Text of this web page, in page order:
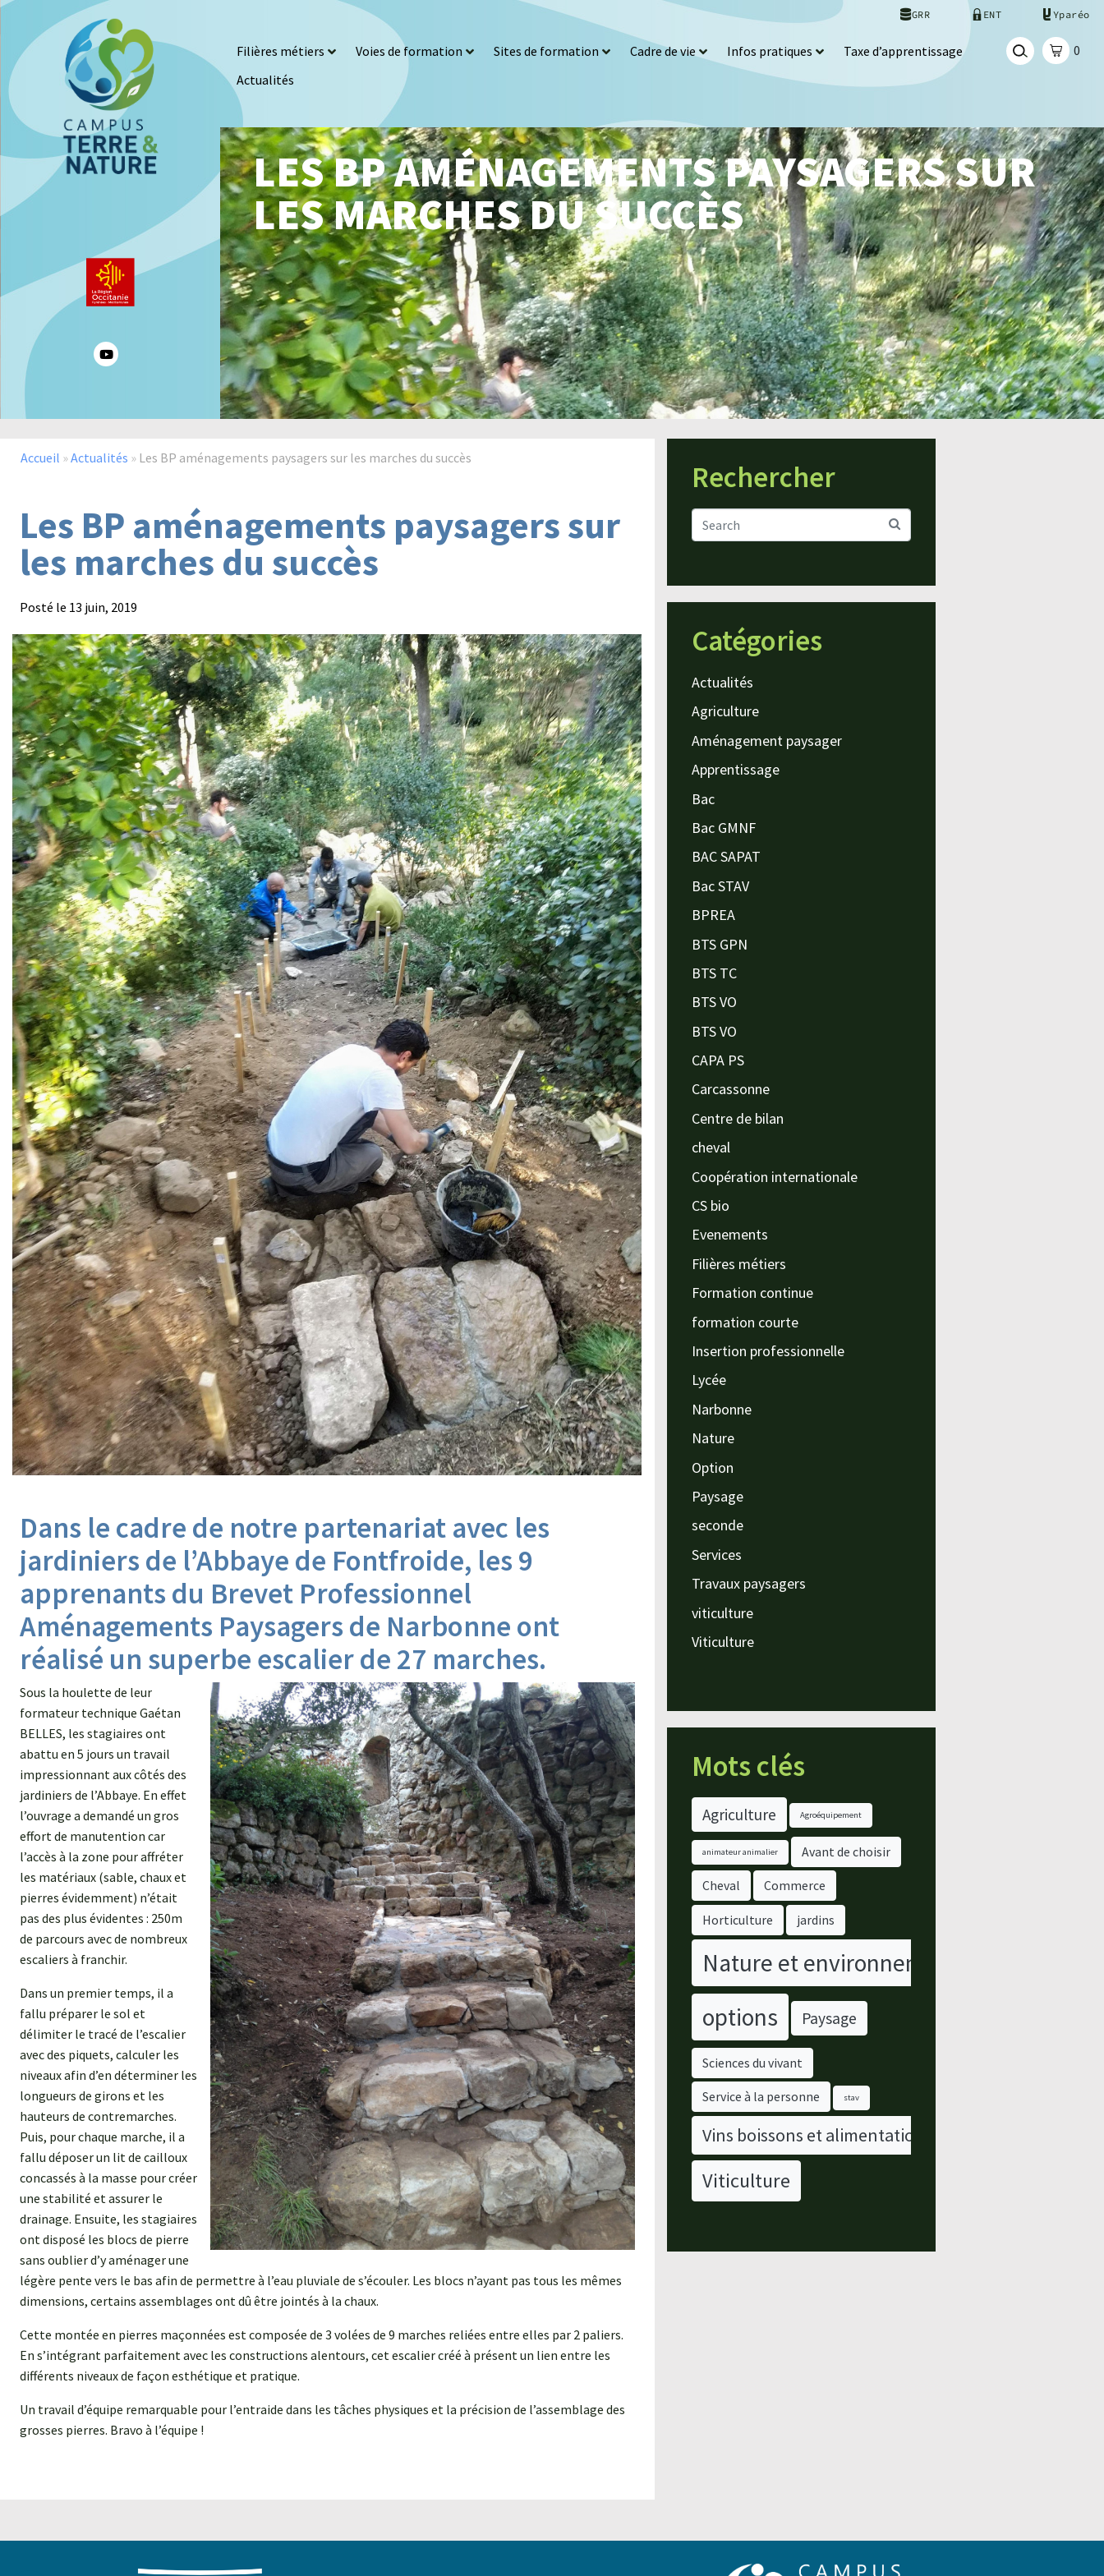
GRR ENT Yparéo
Filières métiers Voies de formation Sites de formation Cadre de vie Infos pratiques
Taxe d’apprentissage
Actualités
0
LES BP AMÉNAGEMENTS PAYSAGERS SUR
LES MARCHES DU SUCCÈS
Accueil »Actualités » Les BP aménagements paysagers sur les marches du succès
Les BP aménagements paysagers sur
les marches du succès
Posté le 13 juin, 2019
Dans le cadre de notre partenariat avec les
jardiniers de l’Abbaye de Fontfroide, les 9
apprenants du Brevet Professionnel
Aménagements Paysagers de Narbonne ont
réalisé un superbe escalier de 27 marches.
Sous la houlette de leur
formateur technique Gaétan
BELLES, les stagiaires ont
abattu en 5 jours un travail
impressionnant aux côtés des
jardiniers de l’Abbaye. En effet
l’ouvrage a demandé un gros
effort de manutention car
l’accès à la zone pour affréter
les matériaux (sable, chaux et
pierres évidemment) n’était
pas des plus évidentes : 250m
de parcours avec de nombreux
escaliers à franchir.
Dans un premier temps, il a
fallu préparer le sol et
délimiter le tracé de l’escalier
avec des piquets, calculer les
niveaux afin d’en déterminer les
longueurs de girons et les
hauteurs de contremarches.
Puis, pour chaque marche, il a
fallu déposer un lit de cailloux
concassés à la masse pour créer
une stabilité et assurer le
drainage. Ensuite, les stagiaires
ont disposé les blocs de pierre
sans oublier d’y aménager une
légère pente vers le bas afin de permettre à l’eau pluviale de s’écouler. Les blocs n’ayant pas tous les mêmes
dimensions, certains assemblages ont dû être jointés à la chaux.
Cette montée en pierres maçonnées est composée de 3 volées de 9 marches reliées entre elles par 2 paliers.
En s’intégrant parfaitement avec les constructions alentours, cet escalier créé à présent un lien entre les
différents niveaux de façon esthétique et pratique.
Un travail d’équipe remarquable pour l’entraide dans les tâches physiques et la précision de l’assemblage des
grosses pierres. Bravo à l’équipe !
Rechercher
Catégories
Actualités
Agriculture
Aménagement paysager
Apprentissage
Bac
Bac GMNF
BAC SAPAT
Bac STAV
BPREA
BTS GPN
BTS TC
BTS VO
BTS VO
CAPA PS
Carcassonne
Centre de bilan
cheval
Coopération internationale
CS bio
Evenements
Filières métiers
Formation continue
formation courte
Insertion professionnelle
Lycée
Narbonne
Nature
Option
Paysage
seconde
Services
Travaux paysagers
viticulture
Viticulture
Mots clés
Agriculture Agroéquipement
animateur animalier Avant de choisir
Cheval Commerce
Horticulture jardins
Nature et environnement
options
Paysage
Sciences du vivant
Service à la personne stav
Vins boissons et alimentation
Viticulture